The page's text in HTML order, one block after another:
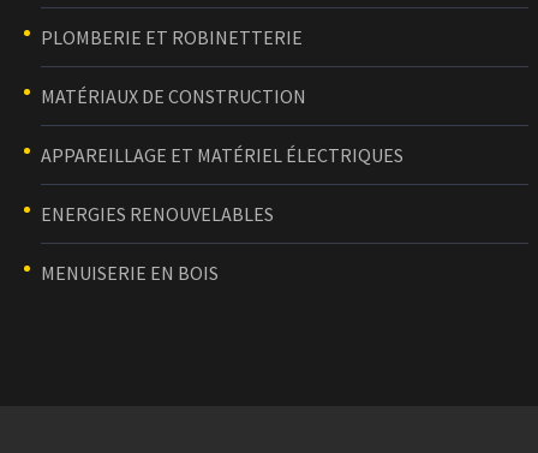
PLOMBERIE ET ROBINETTERIE
MATÉRIAUX DE CONSTRUCTION
APPAREILLAGE ET MATÉRIEL ÉLECTRIQUES
ENERGIES RENOUVELABLES
MENUISERIE EN BOIS